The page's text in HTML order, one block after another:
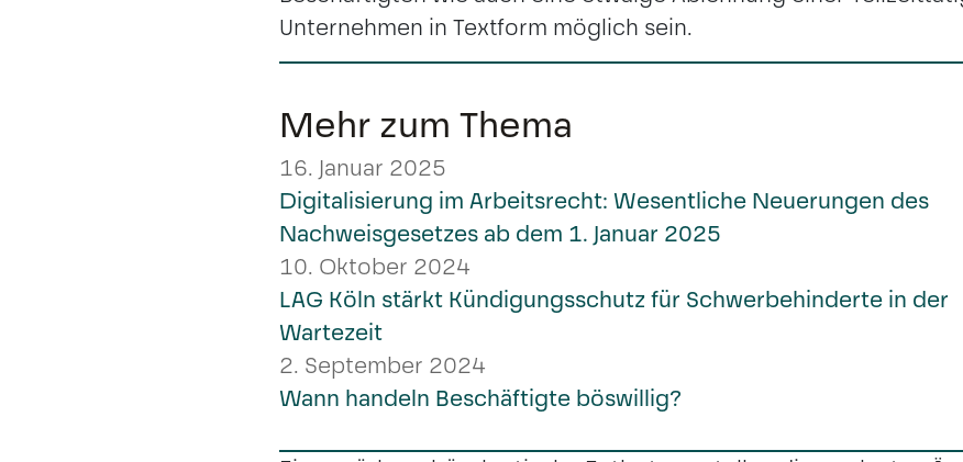
Unternehmen in Textform möglich sein.
Mehr zum Thema
16. Januar 2025
Digitalisierung im Arbeitsrecht: Wesentliche Neuerungen des
Nachweisgesetzes ab dem 1. Januar 2025
10. Oktober 2024
LAG Köln stärkt Kündigungsschutz für Schwerbehinderte in der
Wartezeit
2. September 2024
Wann handeln Beschäftigte böswillig?